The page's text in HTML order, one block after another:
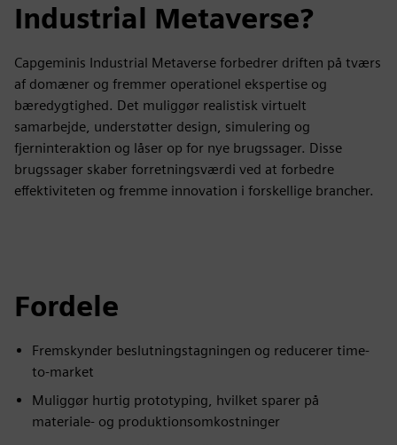
Industrial Metaverse?
Capgeminis Industrial Metaverse forbedrer driften på tværs
af domæner og fremmer operationel ekspertise og
bæredygtighed. Det muliggør realistisk virtuelt
samarbejde, understøtter design, simulering og
fjerninteraktion og låser op for nye brugssager. Disse
brugssager skaber forretningsværdi ved at forbedre
effektiviteten og fremme innovation i forskellige brancher.
Fordele
Fremskynder beslutningstagningen og reducerer time-
to-market
Muliggør hurtig prototyping, hvilket sparer på
materiale- og produktionsomkostninger